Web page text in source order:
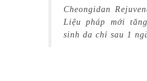
Cheongidan
Liệu pháp mới
sinh da chỉ sau 1